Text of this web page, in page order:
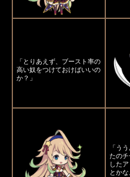
「とりあえず、ブースト率の
高い奴をつけておけばいいの
か？」
「う
たの
した
とかな